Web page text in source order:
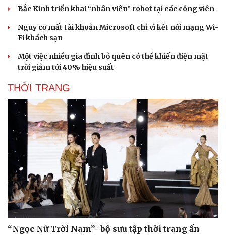
Bắc Kinh triển khai “nhân viên” robot tại các công viên
Nguy cơ mất tài khoản Microsoft chỉ vì kết nối mạng Wi-
Fi khách sạn
Một việc nhiều gia đình bỏ quên có thể khiến điện mặt
trời giảm tới 40% hiệu suất
THỜI TRANG
“Ngọc Nữ Trời Nam”- bộ sưu tập thời trang ấn